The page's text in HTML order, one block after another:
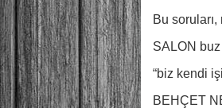
Bu
SALON
“biz kendi
BEHÇET